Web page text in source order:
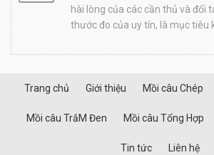
hài lòng của các cần thủ và đối
thước đo của uy tín, là mục tiêu
Trang chủ Giới thiệu Mồi câu Chép
Mồi câu TrắM Đen Mồi câu Tổng Hợp
Tin tức Liên hệ